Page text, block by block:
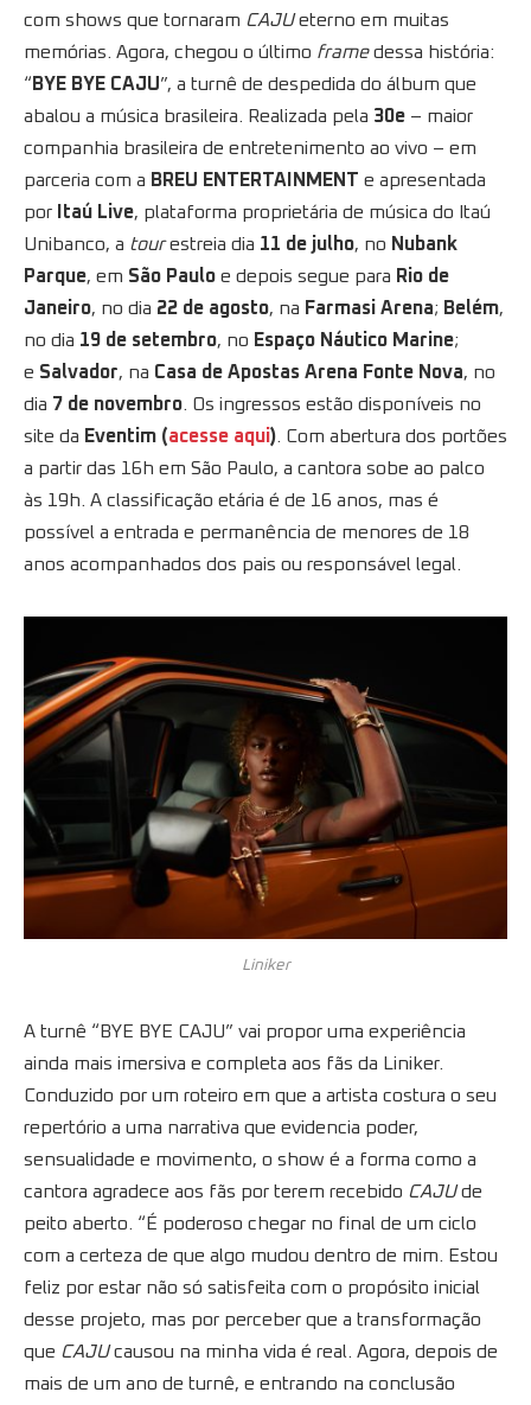
com shows que tornaram CAJUeterno em muitas
memórias. Agora, chegou o último framedessa história:
“ BYE BYE CAJU”, a turnê de despedida do álbum que
abalou a música brasileira. Realizada pela 30e – maior
companhia brasileira de entretenimento ao vivo – em
parceria com a BREU ENTERTAINMENT e apresentada
por
Itaú Live, plataforma proprietária de música do Itaú
Unibanco, a tourestreia dia 11 de julho, no Nubank
Parque, em São Paulo e depois segue para Rio de
Janeiro, no dia 22 de agosto, na Farmasi Arena; Belém,
no dia 19 de setembro, no Espaço Náutico Marine;
e Salvador, na Casa de Apostas Arena Fonte Nova, no
dia 7 de novembro . Os ingressos estão disponíveis no
site da Eventim (acesse aqui) . Com abertura dos portões
a partir das 16h em São Paulo, a cantora sobe ao palco
às 19h. A classificação etária é de 16 anos, mas é
possível a entrada e permanência de menores de 18
anos acompanhados dos pais ou responsável legal.
Liniker
A turnê “BYE BYE CAJU” vai propor uma experiência
ainda mais imersiva e completa aos fãs da Liniker.
Conduzido por um roteiro em que a artista costura o seu
repertório a uma narrativa que evidencia poder,
sensualidade e movimento, o show é a forma como a
cantora agradece aos fãs por terem recebido CAJUde
peito aberto. “É poderoso chegar no final de um ciclo
com a certeza de que algo mudou dentro de mim. Estou
feliz por estar não só satisfeita com o propósito inicial
desse projeto, mas por perceber que a transformação
que CAJUcausou na minha vida é real. Agora, depois de
mais de um ano de turnê, e entrando na conclusão